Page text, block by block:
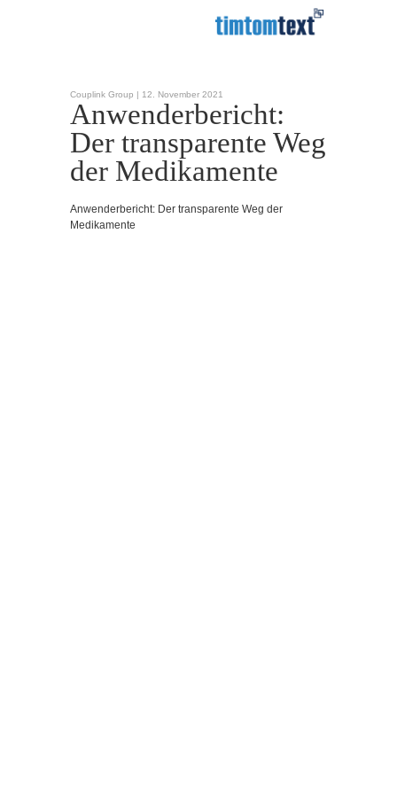
Couplink Group | 12. November 2021
Anwenderbericht:
Der transparente Weg
der Medikamente
Anwenderbericht: Der transparente Weg der
Medikamente